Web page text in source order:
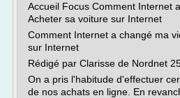
Accueil Focus Comment Internet
Acheter sa voiture sur Internet
Comment Internet a changé ma
sur Internet
Rédigé par Clarisse de Nordnet
On a pris l'habitude d'effectuer
de nos achats en ligne. En